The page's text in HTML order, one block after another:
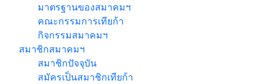
มาตรฐานของสมาคมฯ
คณะกรรมการเทียก้า
กิจกรรมสมาคมฯ
สมาชิกสมาคมฯ
สมาชิกปัจจุบัน
สมัครเป็นสมาชิกเทียก้า